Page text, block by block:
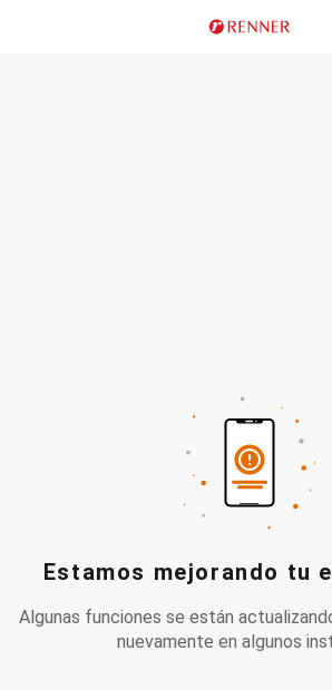
Estamos mejorando tu
Algunas funciones se están
nuevamente en algunos